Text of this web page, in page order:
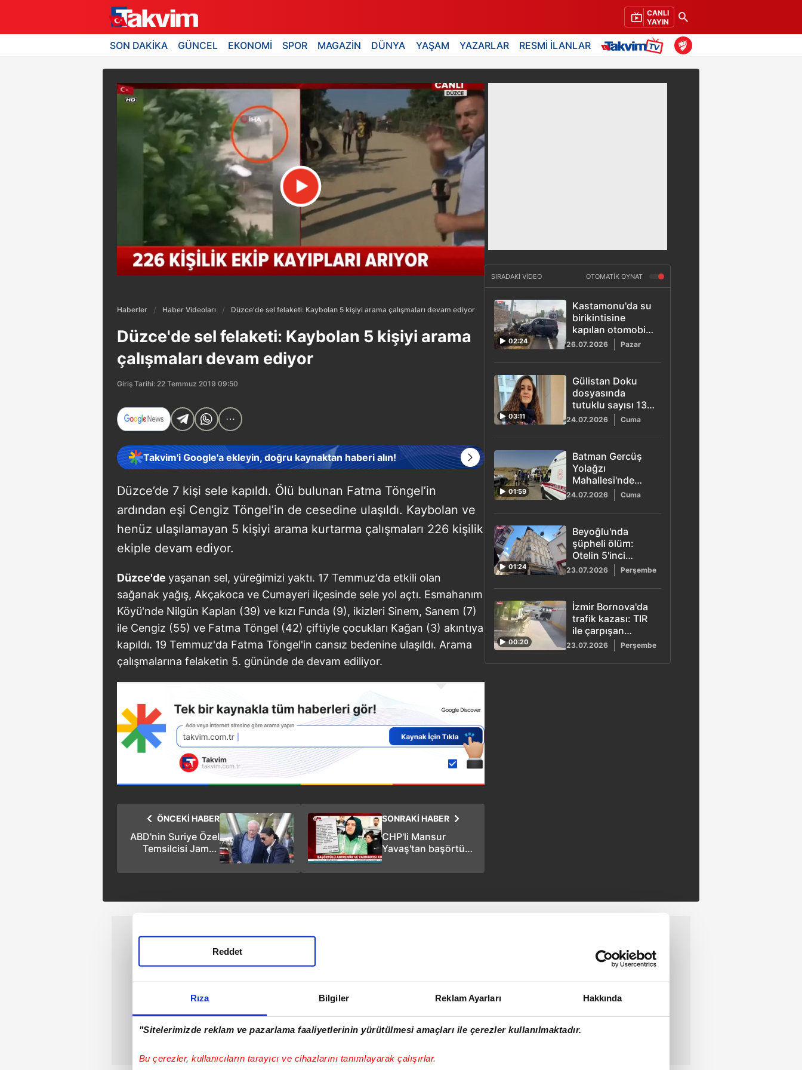
Rıza Bilgiler Reklam Ayarları Hakkında
"Sitelerimizde reklam ve pazarlama faaliyetlerinin yürütülmesi amaçları ile çerezler kullanılmaktadır.
Bu çerezler, kullanıcıların tarayıcı ve cihazlarını tanımlayarak çalışırlar.
Reddet
CANLI
YAYIN
SON DAKİKA GÜNCEL EKONOMİ SPOR MAGAZİN DÜNYA YAŞAM YAZARLAR RESMİ İLANLAR
Haberler Haber Videoları Düzce'de sel felaketi: Kaybolan 5 kişiyi arama çalışmaları devam ediyor
Düzce'de sel felaketi: Kaybolan 5 kişiyi arama
çalışmaları devam ediyor
Giriş Tarihi: 22 Temmuz 2019 09:50
Takvim'i Google'a ekleyin, doğru kaynaktan haberi alın!
Düzce’de 7 kişi sele kapıldı. Ölü bulunan Fatma Töngel’in
ardından eşi Cengiz Töngel’in de cesedine ulaşıldı. Kaybolan ve
henüz ulaşılamayan 5 kişiyi arama kurtarma çalışmaları 226 kişilik
ekiple devam ediyor.
Düzce'de yaşanan sel, yüreğimizi yaktı. 17 Temmuz'da etkili olan
sağanak yağış, Akçakoca ve Cumayeri ilçesinde sele yol açtı. Esmahanım
Köyü'nde Nilgün Kaplan (39) ve kızı Funda (9), ikizleri Sinem, Sanem (7)
ile Cengiz (55) ve Fatma Töngel (42) çiftiyle çocukları Kağan (3) akıntıya
kapıldı. 19 Temmuz'da Fatma Töngel'in cansız bedenine ulaşıldı. Arama
çalışmalarına felaketin 5. gününde de devam ediliyor.
SONRAKİ HABER
CHP'li Mansur
Yavaş'tan başörtüsü
yardımcısını kovdu
ÖNCEKİ HABER
ABD'nin Suriye Özel
Temsilcisi James
başkanlığındaki
SIRADAKİ VİDEO OTOMATİK OYNAT
02:24
Kastamonu'da su
birikintisine
kapılan otomobil
direğe çarptı: 3
26.07.2026 Pazar
03:11
Gülistan Doku
dosyasında
tutuklu sayısı 13'e
yükseldi:
korucusu
tutuklandı
24.07.2026 Cuma
01:59
Batman Gercüş
Yolağzı
Mahallesi'nde
minibüs ve
otomobil çarpıştı:
11 kişi yaralandı
24.07.2026 Cuma
01:24
Beyoğlu'nda
şüpheli ölüm:
Otelin 5'inci
katından düşen
aşçı hayatını
kaybetti
23.07.2026 Perşembe
00:20
İzmir Bornova'da
trafik kazası: TIR
ile çarpışan
forkliftin kadın
sürücüsü hayatını
kaybetti
23.07.2026 Perşembe